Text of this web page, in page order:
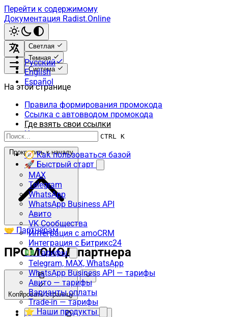
Перейти к содержимому
Документация Radist.Online
Светлая
Темная
Система
Русский
English
Español
CTRL K
🧭 Как пользоваться базой
🚀 Быстрый старт
MAX
Telegram
WhatsApp
WhatsApp Business API
Авито
VK Сообщества
Интеграция с amoCRM
Интеграция с Битрикс24
💵 Тарифы
Telegram, MAX, WhatsApp
WhatsApp Business API — тарифы
Авито — тарифы
Варианты оплаты
Trade-in — тарифы
⭐ Наши продукты
На этой странице
Правила формирования промокода
Ссылка с автовводом промокода
Где взять свои ссылки
Что дальше
Прокрутить к началу
🤝 Партнёрам
ПРОМОКОД партнера
Копировать страницу